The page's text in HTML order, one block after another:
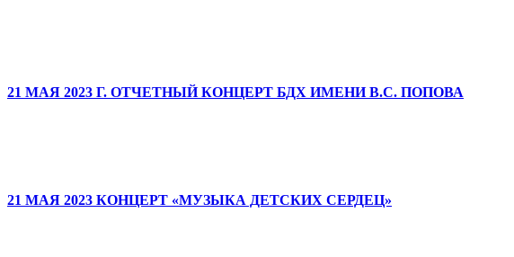
21 МАЯ 2023 Г. ОТЧЕТНЫЙ КОНЦЕРТ БДХ ИМЕНИ В.С. ПОПОВА
21 МАЯ 2023 КОНЦЕРТ «МУЗЫКА ДЕТСКИХ СЕРДЕЦ»